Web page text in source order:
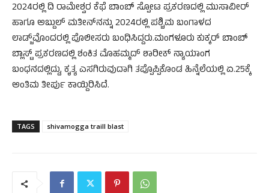
2024ರಲ್ಲಿ ದಿ ರಾಮೇಶ್ವರ ಕೆಫೆ ಬಾಂಬ್ ಸ್ಪೋಟ ಪ್ರಕರಣದಲ್ಲಿ ಮುಸಾವೀರ್
ಹಾಗೂ ಅಬ್ದುಲ್ ಮತೀನ್‌ನನ್ನು 2024ರಲ್ಲಿ ಪಶ್ಚಿಮ ಬಂಗಾಳದ
ಲಾಡ್ಜ್‌ವೊಂದರಲ್ಲಿ ಪೊಲೀಸರು ಬಂಧಿಸಿದ್ದರು.ಮಂಗಳೂರು ಕುಕ್ಕರ್ ಬಾಂಬ್
ಬ್ಲಾಸ್ಟ್ ಪ್ರಕರಣದಲ್ಲಿ ಶಂಕಿತ ಮೊಹಮ್ಮದ್ ಶಾರೀಕ್ ನ್ಯಾಯಾಂಗ
ಬಂಧನದಲ್ಲಿದ್ದು, ಕೃತ್ಯ ಎಸಗಿರುವುದಾಗಿ ತಪ್ಪೊಪ್ಪಿಕೊಂಡ ಹಿನ್ನೆಲೆಯಲ್ಲಿ ಏ.25ಕ್ಕೆ
ಅಂತಿಮ ತೀರ್ಪು ಕಾಯ್ದಿರಿಸಿದೆ.
TAGS shivamogga traill blast